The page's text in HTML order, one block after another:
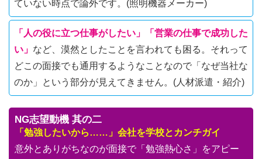
ていない時点で論外です。(照明機器メーカー)
「人の役に立つ仕事がしたい」「営業の仕事で成功した
い」 など、漠然としたことを言われても困る。それって
どこの面接でも通用するようなことなので「なぜ当社な
のか」という部分が見えてきません。(人材派遣・紹介)
NG志望動機 其の二
「勉強したいから……」会社を学校とカンチガイ
意外とありがちなのが面接で「勉強熱心さ」をアピー